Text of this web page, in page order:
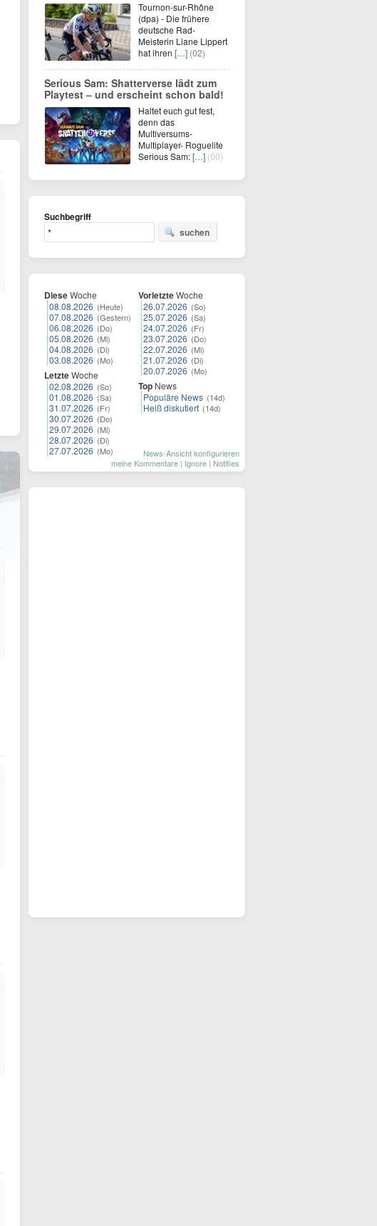
Tournon-sur-Rhône
(dpa) - Die frühere
deutsche Rad-
Meisterin Liane Lippert
hat ihren […] (02)
Serious Sam: Shatterverse lädt zum
Playtest – und erscheint schon bald!
Haltet euch gut fest,
denn das
Multiversums-
Multiplayer- Roguelite
Serious Sam:[…] (00)
Suchbegriff
suchen
DieseWoche
08.08.2026 (Heute)
07.08.2026 (Gestern)
06.08.2026 (Do)
05.08.2026 (Mi)
04.08.2026 (Di)
03.08.2026 (Mo)
LetzteWoche
02.08.2026 (So)
01.08.2026 (Sa)
31.07.2026 (Fr)
30.07.2026 (Do)
29.07.2026 (Mi)
28.07.2026 (Di)
27.07.2026 (Mo)
VorletzteWoche
26.07.2026 (So)
25.07.2026 (Sa)
24.07.2026 (Fr)
23.07.2026 (Do)
22.07.2026 (Mi)
21.07.2026 (Di)
20.07.2026 (Mo)
Top News
Populäre News (14d)
Heiß diskutiert (14d)
News-Ansicht konfigurieren
meine Kommentare | Ignore | Notifies